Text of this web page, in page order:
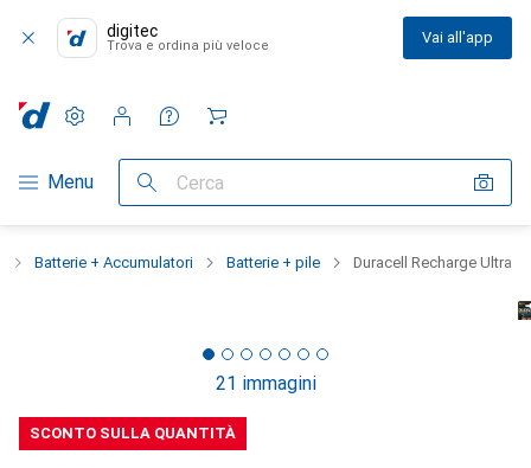
digitec
Trova e ordina più veloce Vai all'app
Categoria Navigazione
Menu Cerca
Impostazioni
Conto cliente
Liste di confronto
Liste dei desideri
Carrello
Batterie + Accumulatori Batterie + pile Duracell Recharge Ultra
21 immagini
SCONTO SULLA QUANTITÀ